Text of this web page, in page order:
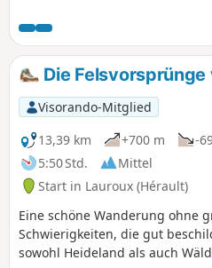
das Plateau, durch einen
Causse inmitten eines
Die Felsvorsprünge
Visorando-Mitglied
13,39 km
+700 m
-
5:50 Std.
Mittel
Start in Lauroux (Hérault)
Eine schöne Wanderung ohne
Schwierigkeiten, die gut
sowohl Heideland als auch